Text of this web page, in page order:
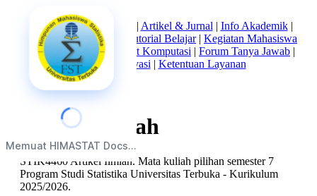
Memuat HIMASTAT Docs...
Beranda|Tentang Kami | Artikel & Jurnal | Info Akademik|
Mata Kuliah Statistika
Tutorial Belajar| Kegiatan Mahasiswa
Struktur Himpunan Alat Komputasi | Forum Tanya Jawab |
Kebijakan Privasi | Ketentuan Layanan
Artikel Ilmiah
STIK4460 Artikel Ilmiah. Mata kuliah pilihan semester 7
Program Studi Statistika Universitas Terbuka - Kurikulum
2025/2026.